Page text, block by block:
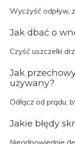
Wyczyść odpływ,
Jak dbać o
Czyść uszczelki
Jak
używany?
Odłącz od prądu,
Jakie błędy